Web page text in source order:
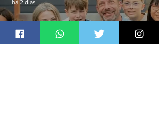
há 2 dias